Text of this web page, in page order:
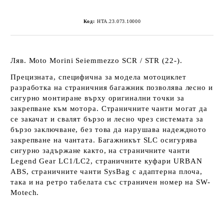
Код: HTA.23.073.10000
Ляв. Moto Morini Seiemmezzo SCR / STR (22-).
Прецизната, специфична за модела мотоциклет
разработка на страничния багажник позволява лесно и
сигурно монтиране върху оригинални точки за
закрепване към мотора. Страничните чанти могат да
се закачат и свалят бързо и лесно чрез системата за
бързо заключване, без това да нарушава надеждното
закрепване на чантата. Багажникът SLC осигурява
сигурно задържане както, на страничните чанти
Legend Gear LC1/LC2, страничните куфари URBAN
ABS, страничните чанти SysBag с адаптерна плоча,
така и на ретро табелата със страничен номер на SW-
Motech.